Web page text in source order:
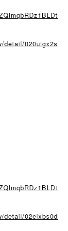
detail/020uigx2s
detail/02eixbs0d